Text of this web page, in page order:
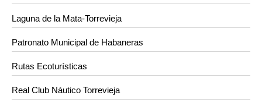
Laguna de la Mata-Torrevieja
Patronato Municipal de Habaneras
Rutas Ecoturísticas
Real Club Náutico Torrevieja